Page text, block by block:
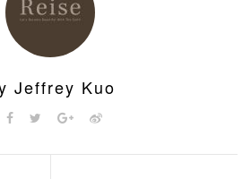
Jeffrey Kuo